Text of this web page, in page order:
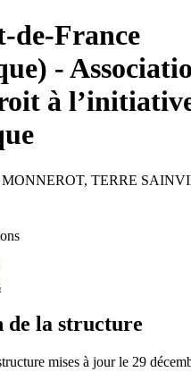
de-France
-
à
TERRE
de la structure
mises à jour le 29